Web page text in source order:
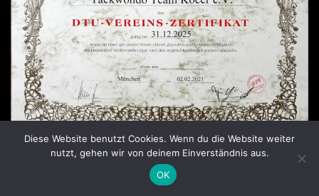
Vereinszertifikat der Deutschen Taekwondo
Union e.V.
Diese Website benutzt Cookies. Wenn du die Website weiter
nutzt, gehen wir von deinem Einverständnis aus.
OK